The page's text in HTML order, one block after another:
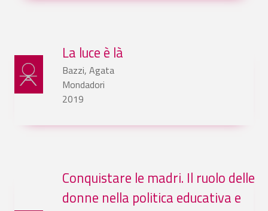
La luce è là
Bazzi, Agata
Mondadori
2019
Conquistare le madri. Il ruolo delle
donne nella politica educativa e